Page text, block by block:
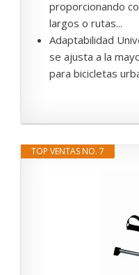
proporcionando
largos o rutas...
Adaptabilidad
se ajusta a la
para bicicletas
TOP VENTAS NO. 7